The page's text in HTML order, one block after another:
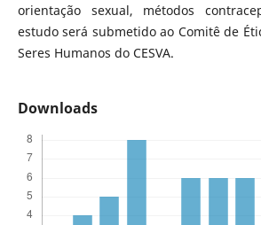
orientação sexual, métodos
estudo será submetido ao Comitê de
Seres Humanos do CESVA.
Downloads